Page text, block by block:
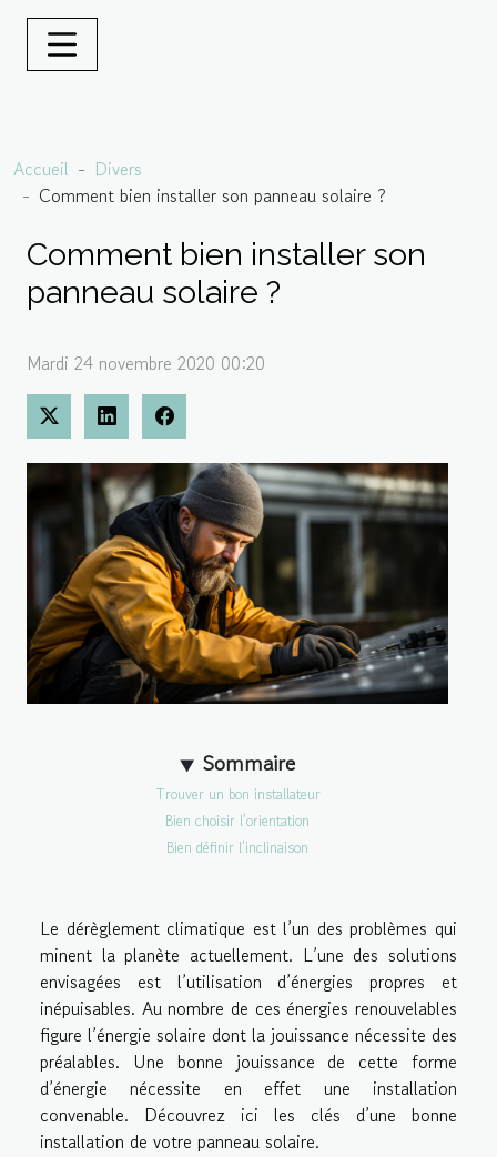
Accueil
Divers
Comment bien installer son panneau solaire ?
Comment bien installer son
panneau solaire ?
Mardi 24 novembre 2020 00:20
Sommaire
Trouver un bon installateur
Bien choisir l’orientation
Bien définir l’inclinaison
Le dérèglement climatique est l’un des problèmes qui
minent la planète actuellement. L’une des solutions
envisagées est l’utilisation d’énergies propres et
inépuisables. Au nombre de ces énergies renouvelables
figure l’énergie solaire dont la jouissance nécessite des
préalables. Une bonne jouissance de cette forme
d’énergie nécessite en effet une installation
convenable. Découvrez ici les clés d’une bonne
installation de votre panneau solaire.